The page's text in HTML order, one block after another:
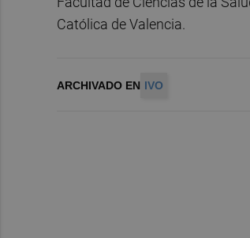
Católica de Valencia.
ARCHIVADO EN IVO